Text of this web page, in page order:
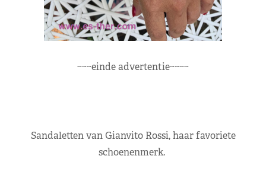
~~~einde advertentie~~~~
Sandaletten van Gianvito Rossi, haar favoriete
schoenenmerk.